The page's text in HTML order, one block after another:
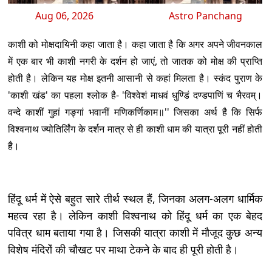
Aug 06, 2026 Astro Panchang
काशी को मोक्षदायिनी कहा जाता है। कहा जाता है कि अगर अपने जीवनकाल
में एक बार भी काशी नगरी के दर्शन हो जाएं, तो जातक को मोक्ष की प्राप्ति
होती है। लेकिन यह मोक्ष इतनी आसानी से कहां मिलता है। स्कंद पुराण के
'काशी खंड' का पहला श्लोक है- 'विश्वेशं माधवं धुण्डिं दण्डपाणिं च भैरवम्।
वन्दे काशीं गुहां गङ्गां भवानीं मणिकर्णिकाम॥'' जिसका अर्थ है कि सिर्फ
विश्वनाथ ज्योतिर्लिंग के दर्शन मात्र से ही काशी धाम की यात्रा पूरी नहीं होती
है।
हिंदू धर्म में ऐसे बहुत सारे तीर्थ स्थल हैं, जिनका अलग-अलग धार्मिक
महत्व रहा है। लेकिन काशी विश्वनाथ को हिंदू धर्म का एक बेहद
पवित्र धाम बताया गया है। जिसकी यात्रा काशी में मौजूद कुछ अन्य
विशेष मंदिरों की चौखट पर माथा टेकने के बाद ही पूरी होती है।